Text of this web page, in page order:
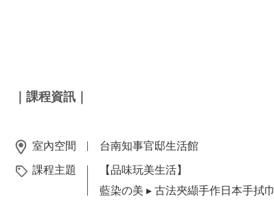
｜課程資訊｜
室內空間 台南知事官邸生活館
課程主題
【品味玩美生活】
藍染の美 ▸ 古法夾纈手作日本手拭巾